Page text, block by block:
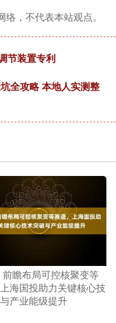
，不代表本站观点。
节装置专利
全攻略 本地人实测整
瞻布局可控核聚变等
海国投助力关键核心技
产业能级提升